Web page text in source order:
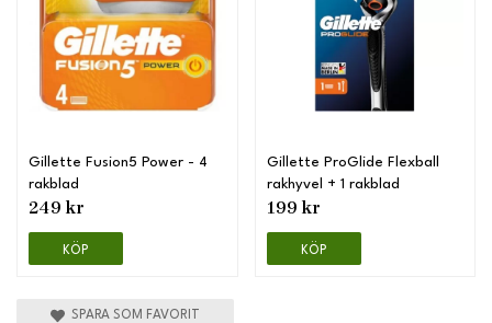
Gillette Fusion5 Power - 4
rakblad
249 kr
KÖP
Gillette ProGlide Flexball
rakhyvel + 1 rakblad
199 kr
KÖP
SPARA SOM FAVORIT